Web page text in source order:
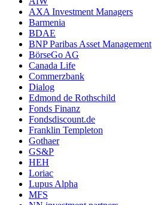
AXA Investment Managers
Barmenia
BDAE
BNP Paribas Asset Management
BörseGo AG
Canada Life
Commerzbank
Dialog
Edmond de Rothschild
Fonds Finanz
Fondsdiscount.de
Franklin Templeton
Gothaer
GS&P
HEH
Loriac
Lupus Alpha
MFS